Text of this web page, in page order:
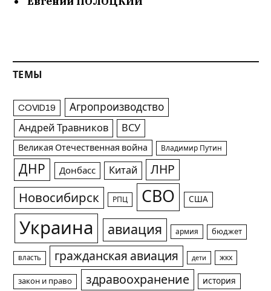
ТЕМЫ
COVID19 Агропроизводство
Андрей Травников ВСУ
Великая Отечественная война Владимир Путин
ДНР Донбасс Китай ЛНР
Новосибирск РПЦ СВО США
Украина авиация армия бюджет
власть гражданская авиация дети жкх
закон и право здравоохранение история